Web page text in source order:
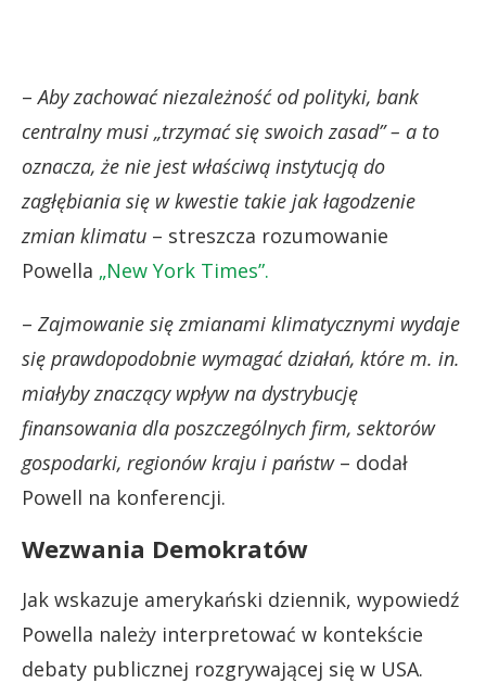
–Aby zachować niezależność od polityki, bank
centralny musi „trzymać się swoich zasad” – a to
oznacza, że nie jest właściwą instytucją do
zagłębiania się w kwestie takie jak łagodzenie
zmian klimatu – streszcza rozumowanie
Powella „New York Times”.
– Zajmowanie się zmianami klimatycznymi wydaje
się prawdopodobnie wymagać działań, które m. in.
miałyby znaczący wpływ na dystrybucję
finansowania dla poszczególnych firm, sektorów
gospodarki, regionów kraju i państw– dodał
Powell na konferencji.
Wezwania Demokratów
Jak wskazuje amerykański dziennik, wypowiedź
Powella należy interpretować w kontekście
debaty publicznej rozgrywającej się w USA.